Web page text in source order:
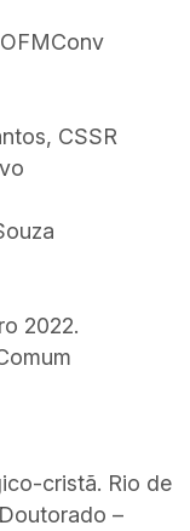
CSSR
2022.
cristã. Rio de
–